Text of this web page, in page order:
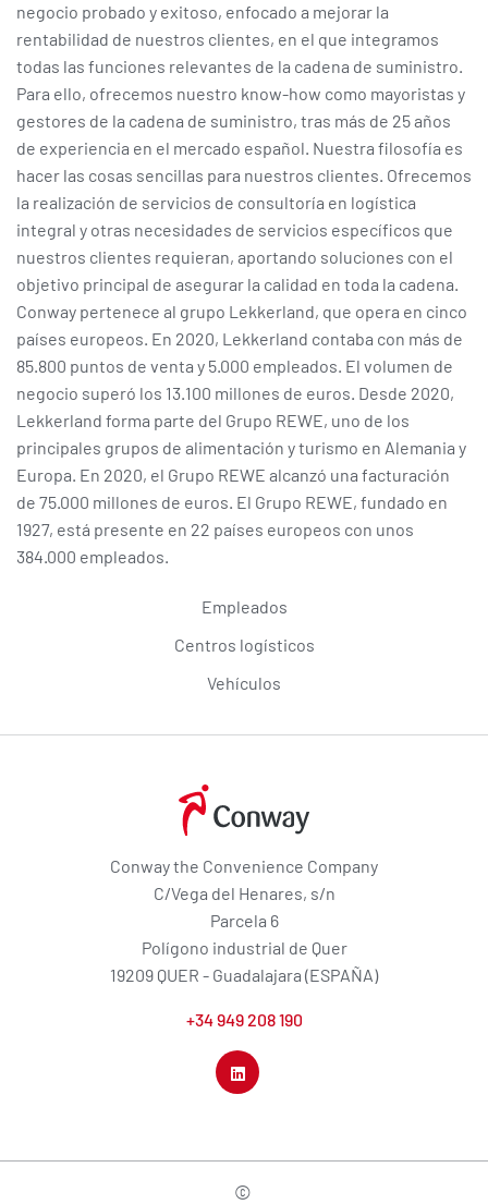
negocio probado y exitoso, enfocado a mejorar la
rentabilidad de nuestros clientes, en el que integramos
todas las funciones relevantes de la cadena de suministro.
Para ello, ofrecemos nuestro know-how como mayoristas y
gestores de la cadena de suministro, tras más de 25 años
de experiencia en el mercado español. Nuestra filosofía es
hacer las cosas sencillas para nuestros clientes. Ofrecemos
la realización de servicios de consultoría en logística
integral y otras necesidades de servicios específicos que
nuestros clientes requieran, aportando soluciones con el
objetivo principal de asegurar la calidad en toda la cadena.
Conway pertenece al grupo Lekkerland, que opera en cinco
países europeos. En 2020, Lekkerland contaba con más de
85.800 puntos de venta y 5.000 empleados. El volumen de
negocio superó los 13.100 millones de euros. Desde 2020,
Lekkerland forma parte del Grupo REWE, uno de los
principales grupos de alimentación y turismo en Alemania y
Europa. En 2020, el Grupo REWE alcanzó una facturación
de 75.000 millones de euros. El Grupo REWE, fundado en
1927, está presente en 22 países europeos con unos
384.000 empleados.
Empleados
Centros logísticos
Vehículos
Conway the Convenience Company
C/Vega del Henares, s/n
Parcela 6
Polígono industrial de Quer
19209 QUER - Guadalajara (ESPAÑA)
+34 949 208 190
©